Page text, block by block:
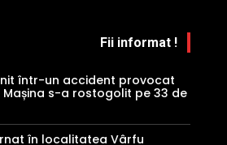
Fii informat !
într-un accident provocat
Mașina s-a rostogolit pe 33 de
în localitatea Vârfu